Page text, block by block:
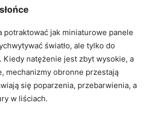
potraktować jak miniaturowe panele
światło, ale tylko do
Kiedy natężenie jest zbyt wysokie, a
mechanizmy obronne przestają
się poparzenia, przebarwienia, a
w liściach.